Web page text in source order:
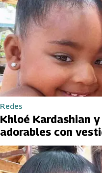
Redes
Khloé Kardashian
adorables con